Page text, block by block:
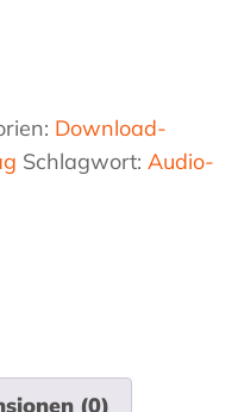
Download-
Schlagwort:Audio-
(0)